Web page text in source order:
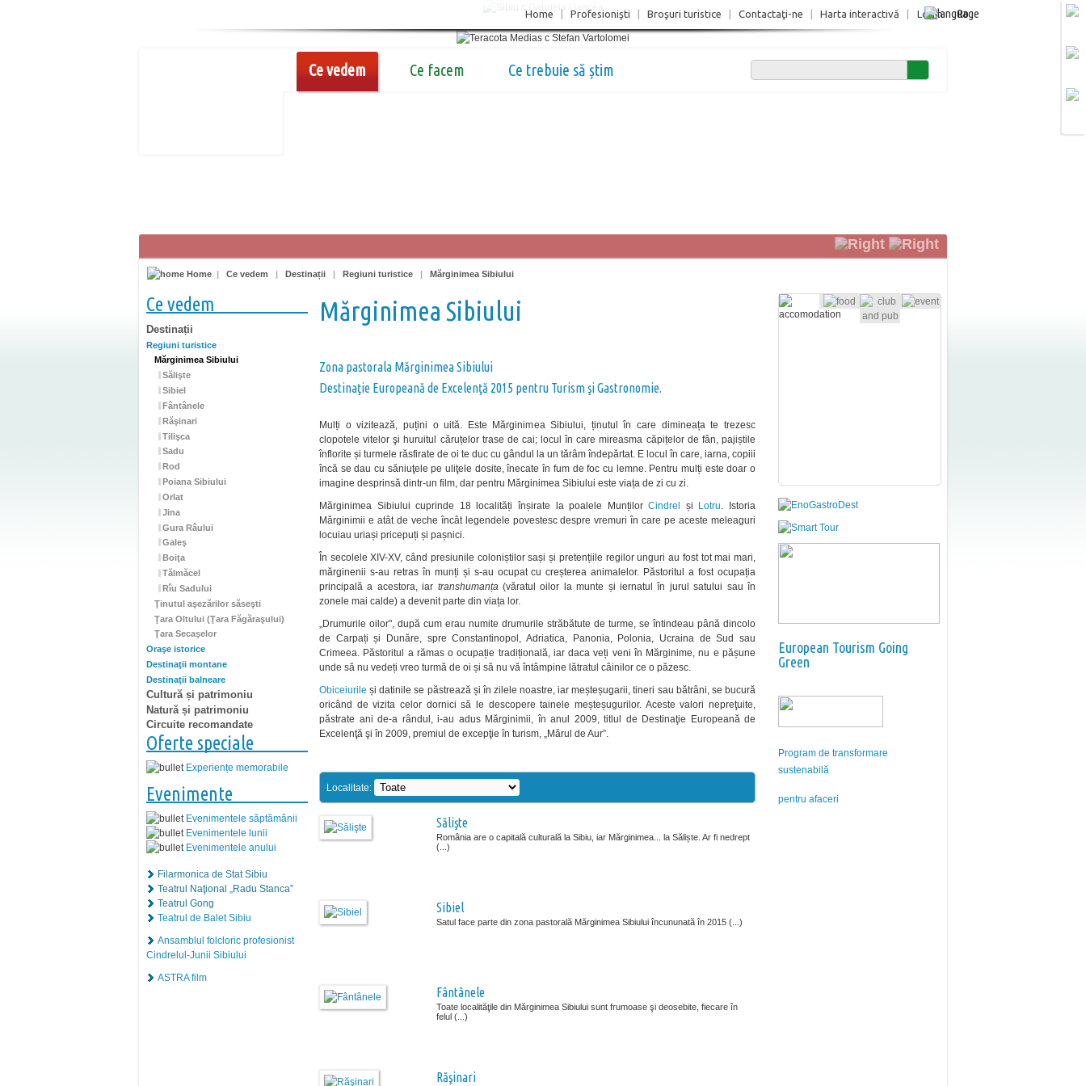
Login Ro
Home Profesionişti Broşuri turistice Contactaţi-ne Harta interactivă
Ce vedem Ce facem Ce trebuie să știm
Home | Ce vedem | Destinații | Regiuni turistice | Mărginimea Sibiului
Ce vedem
Destinații
Regiuni turistice
Mărginimea Sibiului
Sălişte
Sibiel
Fântânele
Răşinari
Tilişca
Sadu
Rod
Poiana Sibiului
Orlat
Jina
Gura Râului
Galeş
Boiţa
Tălmăcel
Rîu Sadului
Ţinutul aşezărilor săseşti
Ţara Oltului (Ţara Făgăraşului)
Ţara Secaşelor
Oraşe istorice
Destinaţii montane
Destinaţii balneare
Cultură și patrimoniu
Natură și patrimoniu
Circuite recomandate
Oferte speciale
Experiențe memorabile
Evenimente
Evenimentele săptămânii
Evenimentele lunii
Evenimentele anului
Filarmonica de Stat Sibiu
Teatrul Naţional „Radu Stanca”
Teatrul Gong
Teatrul de Balet Sibiu
Ansamblul folcloric profesionist
Cindrelul-Junii Sibiului
ASTRA film
Mărginimea Sibiului
Zona pastorala Mărginimea Sibiului
Destinaţie Europeană de Excelenţă 2015 pentru Turism şi Gastronomie.
Mulți o vizitează, puțini o uită. Este Mărginimea Sibiului, ținutul în care dimineața te trezesc
clopotele vitelor şi huruitul căruțelor trase de cai; locul în care mireasma căpițelor de fân, pajiștile
înflorite și turmele răsfirate de oi te duc cu gândul la un tărâm îndepărtat. E locul în care, iarna, copiii
încă se dau cu săniuţele pe uliţele dosite, înecate în fum de foc cu lemne. Pentru mulți este doar o
imagine desprinsă dintr-un film, dar pentru Mărginimea Sibiului este viața de zi cu zi.
Mărginimea Sibiului cuprinde 18 localități înșirate la poalele MunțilorCindrel și Lotru. Istoria
Mărginimii e atât de veche încât legendele povestesc despre vremuri în care pe aceste meleaguri
locuiau uriași pricepuți și pașnici.
În secolele XIV-XV, când presiunile coloniștilor sași și pretențiile regilor unguri au fost tot mai mari,
mărginenii s-au retras în munți și s-au ocupat cu creșterea animalelor. Păstoritul a fost ocupația
principală a acestora, iar transhumanța(văratul oilor la munte și iernatul în jurul satului sau în
zonele mai calde) a devenit parte din viața lor.
„Drumurile oilor", după cum erau numite drumurile străbătute de turme, se întindeau până dincolo
de Carpați și Dunăre, spre Constantinopol, Adriatica, Panonia, Polonia, Ucraina de Sud sau
Crimeea. Păstoritul a rămas o ocupație tradițională, iar daca veți veni în Mărginime, nu e pășune
unde să nu vedeți vreo turmă de oi și să nu vă întâmpine lătratul câinilor ce o păzesc.
Obiceiurile și datinile se păstrează și în zilele noastre, iar meșteșugarii, tineri sau bătrâni, se bucură
oricând de vizita celor dornici să le descopere tainele meșteșugurilor. Aceste valori nepreţuite,
păstrate ani de-a rândul, i-au adus Mărginimii, în anul 2009, titlul de Destinaţie Europeană de
Excelenţă şi în 2009, premiul de excepţie în turism, „Mărul de Aur”.
Localitate:
Sălişte
România are o capitală culturală la Sibiu, iar Mărginimea... la Săliște. Ar fi nedrept
(...)
Sibiel
Satul face parte din zona pastorală Mărginimea Sibiului încununată în 2015 (...)
Fântânele
Toate localităţile din Mărginimea Sibiului sunt frumoase şi deosebite, fiecare în
felul (...)
Răşinari
European Tourism Going
Green
Program de transformare
sustenabilă
pentru afaceri